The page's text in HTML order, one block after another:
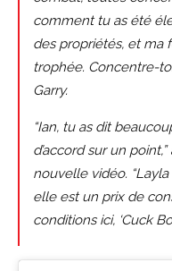
comment tu as été
des propriétés, et ma
trophée. Concentre-
Garry.
“Ian, tu as dit
d’accord sur un
nouvelle vidéo.
elle est un prix de
conditions ici, ‘Cuck